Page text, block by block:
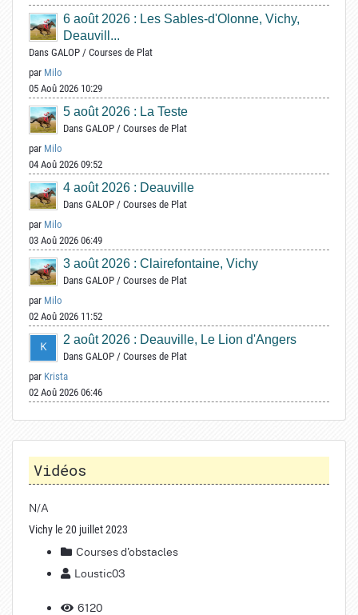
6 août 2026 : Les Sables-d'Olonne, Vichy,
Deauvill...
Dans GALOP / Courses de Plat
par Milo
05 Aoû 2026 10:29
5 août 2026 : La Teste
Dans GALOP / Courses de Plat
par Milo
04 Aoû 2026 09:52
4 août 2026 : Deauville
Dans GALOP / Courses de Plat
par Milo
03 Aoû 2026 06:49
3 août 2026 : Clairefontaine, Vichy
Dans GALOP / Courses de Plat
par Milo
02 Aoû 2026 11:52
2 août 2026 : Deauville, Le Lion d'Angers
Dans GALOP / Courses de Plat
par Krista
02 Aoû 2026 06:46
Vidéos
N/A
Vichy le 20 juillet 2023
Courses d'obstacles
Loustic03
6120